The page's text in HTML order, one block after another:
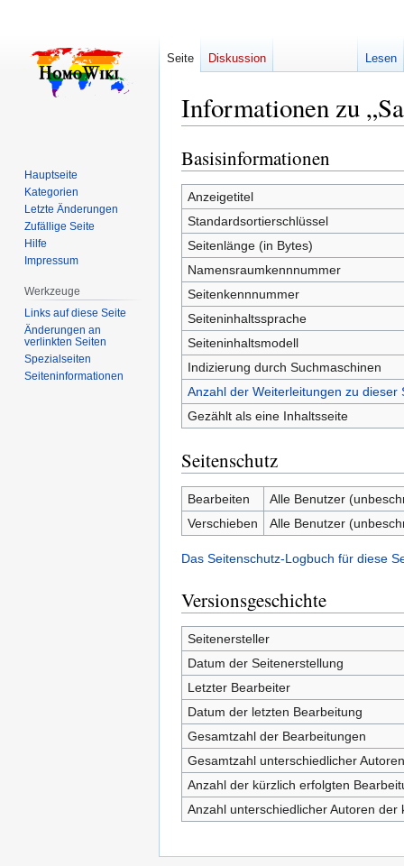
Informationen zu
Zur
Navigation
springen
Zur
Suche
springen
Basisinformationen
Anzeigetitel
Standardsortierschlüssel
Seitenlänge (in Bytes)
Namensraumkennnummer
Seitenkennnummer
Seiteninhaltssprache
Seiteninhaltsmodell
Indizierung durch Suchmaschinen
Anzahl der Weiterleitungen zu dieser
Gezählt als eine Inhaltsseite
Seitenschutz
Bearbeiten
Alle Benutzer
Verschieben
Alle Benutzer
Das Seitenschutz-Logbuch für diese
Versionsgeschichte
Seitenersteller
Datum der Seitenerstellung
Letzter Bearbeiter
Datum der letzten Bearbeitung
Gesamtzahl der Bearbeitungen
Gesamtzahl unterschiedlicher Autoren
Anzahl der kürzlich erfolgten
Anzahl unterschiedlicher Autoren
Seite Diskussion Lesen
Hauptseite
Kategorien
Letzte Änderungen
Zufällige Seite
Hilfe
Impressum
Werkzeuge
Links auf diese Seite
Änderungen an
verlinkten Seiten
Spezialseiten
Seiten­­informationen